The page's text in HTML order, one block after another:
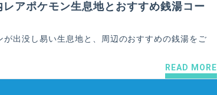
アポケモン生息地とおすすめ銭湯コー
出没し易い生息地と、周辺のおすすめの銭湯をご
READ MORE